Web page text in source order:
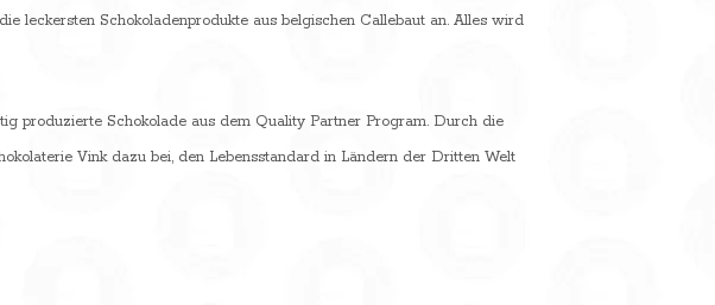
leckersten Schokoladenprodukte aus belgischen Callebaut an. Alles wird
produzierte Schokolade aus dem Quality Partner Program. Durch die
Vink dazu bei, den Lebensstandard in Ländern der Dritten Welt